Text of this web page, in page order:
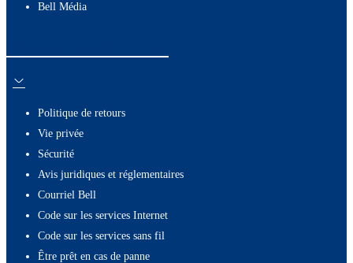
Bell Média
Politique de retours
Vie privée
Sécurité
Avis juridiques et réglementaires
Courriel Bell
Code sur les services Internet
Code sur les services sans fil
Être prêt en cas de panne